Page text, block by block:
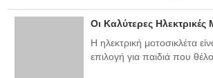
Η ηλεκτρική μοτοσικλέτα
επιλογή για παιδιά που